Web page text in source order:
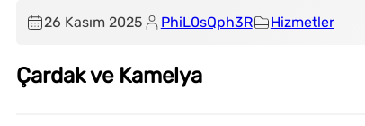
26 Kasım 2025 PhiL0sQph3R Hizmetler
Çardak ve Kamelya